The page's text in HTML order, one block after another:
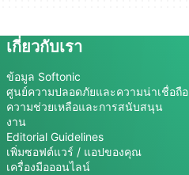
เกี่ยวกับเรา
ข้อมูล Softonic
ศูนย์ความปลอดภัยและความน่าเชื่อถือ
ความช่วยเหลือและการสนับสนุน
งาน
Editorial Guidelines
เพิ่มซอฟต์แวร์ / แอปของคุณ
เครื่องมือออนไลน์